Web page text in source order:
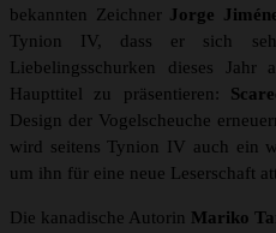
bekannten Zeichner Jorge
Tynion IV, dass er sich
Liebelingsschurken dieses Jahr
Haupttitel zu präsentieren:
Design der Vogelscheuche
wird seitens Tynion IV auch ein
um ihn für eine neue Leserschaft
Die kanadische Autorin Mariko